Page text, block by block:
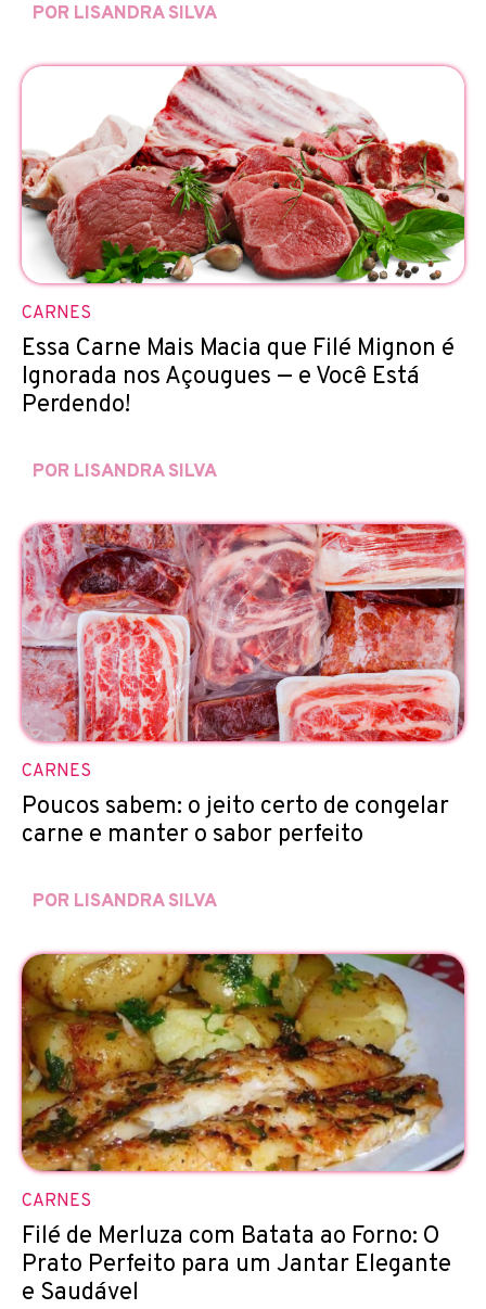
POR LISANDRA SILVA
CARNES
Essa Carne Mais Macia que Filé Mignon é
Ignorada nos Açougues — e Você Está
Perdendo!
POR LISANDRA SILVA
CARNES
Poucos sabem: o jeito certo de congelar
carne e manter o sabor perfeito
POR LISANDRA SILVA
CARNES
Filé de Merluza com Batata ao Forno: O
Prato Perfeito para um Jantar Elegante
e Saudável